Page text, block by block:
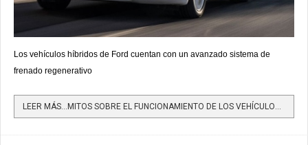
Los vehículos híbridos de Ford cuentan con un avanzado sistema de
frenado regenerativo
LEER MÁS…MITOS SOBRE EL FUNCIONAMIENTO DE LOS VEHÍCULOS HÍBRIDOS